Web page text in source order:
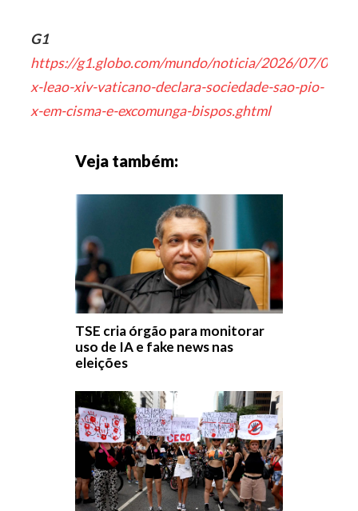
G1
https://g1.globo.com/mundo/noticia/2026/07/02/
x-leao-xiv-vaticano-declara-sociedade-sao-pio-
x-em-cisma-e-excomunga-bispos.ghtml
Veja também:
TSE cria órgão para monitorar
uso de IA e fake news nas
eleições